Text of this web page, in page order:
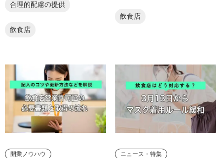
合理的配慮の提供
飲食店
飲食店
開業ノウハウ ニュース・特集